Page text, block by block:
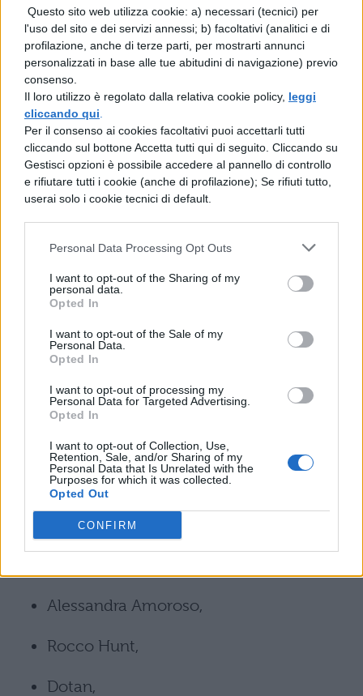
Questo sito web utilizza cookie: a) necessari (tecnici) per
l'uso del sito e dei servizi annessi; b) facoltativi (analitici e di
profilazione, anche di terze parti, per mostrarti annunci
personalizzati in base alle tue abitudini di navigazione) previo
consenso.
Il loro utilizzo è regolato dalla relativa cookie policy, leggi
cliccando qui
Per il consenso ai cookies facoltativi puoi accettarli tutti
cliccando sul bottone Accetta tutti qui di seguito. Cliccando su
Gestisci opzioni è possibile accedere al pannello di controllo
e rifiutare tutti i cookie (anche di profilazione); Se rifiuti tutto,
userai solo i cookie tecnici di default.
Personal Data Processing Opt Outs
I want to opt-out of the Sharing of my
personal data.
Opted In
I want to opt-out of the Sale of my
Personal Data.
Opted In
I want to opt-out of processing my
Personal Data for Targeted Advertising.
Opted In
I want to opt-out of Collection, Use,
Retention, Sale, and/or Sharing of my
Personal Data that Is Unrelated with the
Purposes for which it was collected.
Opted Out
CONFIRM
Francesco Renga,
Nek,
The Kolors,
Fabrizio Moro,
Ermal Meta,
Diodato,
Baby K,
Gabri Ponte,
Anna Tatangelo con Geolier,
Francesco Gabbani,
Le Vibrazioni,
Pinguini Tattici Nucleari,
Alessandra Amoroso,
Rocco Hunt,
Dotan,